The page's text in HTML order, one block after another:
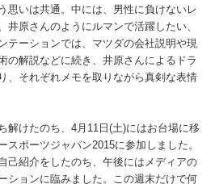
思いは共通。中には、男性に負けないレ
井原さんのようにルマンで活躍したい、
テーションでは、マツダの会社説明や現
の解説などに続き、井原さんによるドラ
、それぞれメモを取りながら真剣な表情
解けたのち、4月11日(土)にはお台場に移
ポーツジャパン2015に参加しました。
己紹介をしたのち、午後にはメディアの
ションに臨みました。この週末だけで何